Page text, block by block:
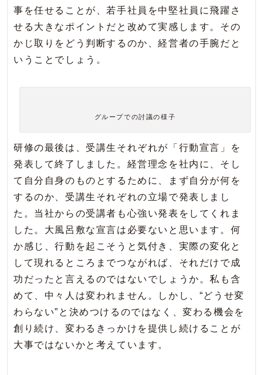
事を任せることが、若手社員を中堅社員に飛躍さ
せる大きなポイントだと改めて実感します。その
かじ取りをどう判断するのか、経営者の手腕だと
いうことでしょう。
グループでの討議の様子
研修の最後は、受講生それぞれが「行動宣言」を
発表して終了しました。経営理念を社内に、そし
て自分自身のものとするために、まず自分が何を
するのか、受講生それぞれの立場で発表しまし
た。当社からの受講者も心強い発表をしてくれま
した。大風呂敷な宣言は必要ないと思います。何
か感じ、行動を起こそうと気付き、実際の変化と
して現れるところまでつながれば、それだけで成
功だったと言えるのではないでしょうか。私も含
めて、中々人は変われません。しかし、“どうせ変
わらない”と決めつけるのではなく、変わる機会を
創り続け、変わるきっかけを提供し続けることが
大事ではないかと考えています。